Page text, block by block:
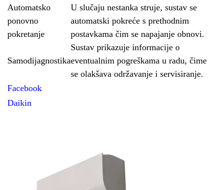
Automatsko
ponovno
pokretanje
U slučaju nestanka struje, sustav se
automatski pokreće s prethodnim
postavkama čim se napajanje obnovi.
Samodijagnostika
Sustav prikazuje informacije o
eventualnim pogreškama u radu, čime
se olakšava održavanje i servisiranje.
Facebook
Daikin